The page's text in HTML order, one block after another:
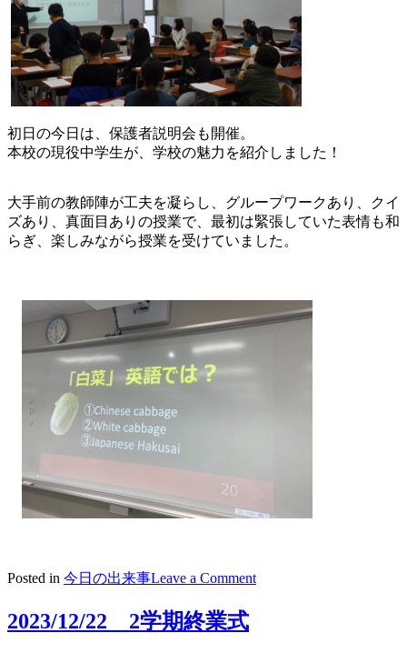
初日の今日は、保護者説明会も開催。
本校の現役中学生が、学校の魅力を紹介しました！
大手前の教師陣が工夫を凝らし、グループワークあり、クイ
ズあり、真面目ありの授業で、最初は緊張していた表情も和
らぎ、楽しみながら授業を受けていました。
Posted in 今日の出来事Leave a Commenton
2023/12/22 2学期終業式